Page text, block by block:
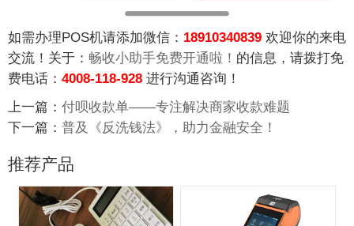
如需办理POS机请添加微信： 18910340839 欢迎你的来电
交流！关于： 畅收小助手免费开通啦！ 的信息，请拨打免
费电话： 4008-118-928 进行沟通咨询！
上一篇： 付呗收款单——专注解决商家收款难题
下一篇： 普及《反洗钱法》，助力金融安全！
推荐产品